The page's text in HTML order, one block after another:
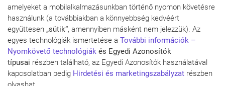
amelyeket a mobilalkalmazásunkban történő nyomon követésre
használunk (a továbbiakban a könnyebbség kedvéért
együttesen „sütik”, amennyiben másként nem jelezzük). Az
egyes technológiák ismertetése a További információk –
Nyomkövető technológiák és Egyedi Azonosítók
típusai részben található, az Egyedi Azonosítók használatával
kapcsolatban pedig Hirdetési és marketingszabályzat részben